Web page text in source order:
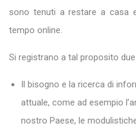
sono tenuti a restare a casa
tempo online.
Si registrano a tal proposito
Il bisogno e la ricerca di
attuale, come ad esempio
nostro Paese, le